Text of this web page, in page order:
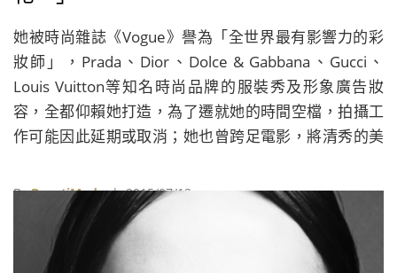
她被時尚雜誌《Vogue》譽為「全世界最有影響力的彩
妝師」，Prada、Dior、Dolce & Gabbana、Gucci、
Louis Vuitton等知名時尚品牌的服裝秀及形象廣告妝
容，全都仰賴她打造，為了遷就她的時間空檔，拍攝工
作可能因此延期或取消；她也曾跨足電影，將清秀的美
的龐克形象；她因為對時尚及美妝產業的卓越貢獻，而
在2013年獲頒大英帝國榮譽勳章。她就是Pat
McGrath，這位創造出一季又一季彩妝趨勢的彩妝師，
總是以全黑造型穿梭於各大時裝週的服裝秀後台，不論
ByBeautiMode| 2015/07/12